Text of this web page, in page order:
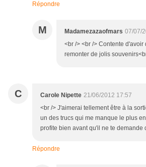
Répondre
M Madamezazaofmars 07/07/
<br /> <br /> Contente d'avoir
remonter de jolis
C Carole Nipette 21/06/2012 17:57
<br /> J'aimerai tellement être à la
un des trucs qui me manque le plus
profite bien avant qu'il ne te demande
Répondre